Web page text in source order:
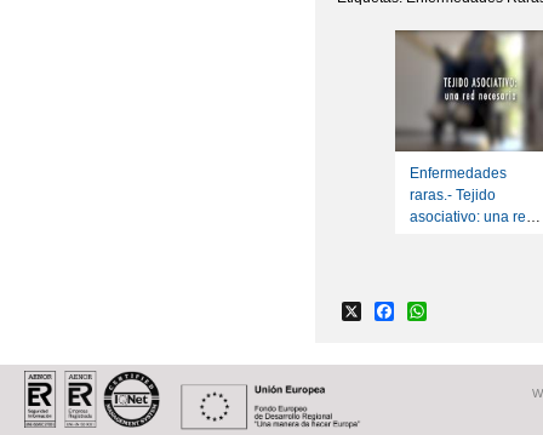
Enfermedades
raras.- Tejido
asociativo: una red
Facebook